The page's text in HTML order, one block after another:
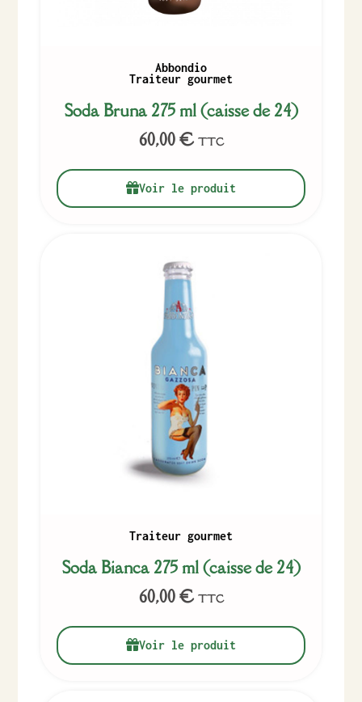
Abbondio
Traiteur gourmet
Soda Bruna 275 ml (caisse de 24)
60,00€ TTC
Voir le produit
Traiteur gourmet
Soda Bianca 275 ml (caisse de 24)
60,00€ TTC
Voir le produit